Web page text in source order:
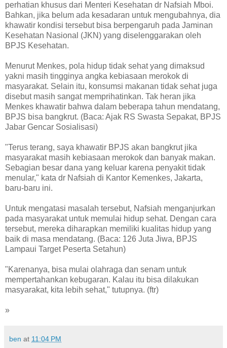
perhatian khusus dari Menteri Kesehatan dr Nafsiah Mboi.
Bahkan, jika belum ada kesadaran untuk mengubahnya, dia
khawatir kondisi tersebut bisa berpengaruh pada Jaminan
Kesehatan Nasional (JKN) yang diselenggarakan oleh
BPJS Kesehatan.
Menurut Menkes, pola hidup tidak sehat yang dimaksud
yakni masih tingginya angka kebiasaan merokok di
masyarakat. Selain itu, konsumsi makanan tidak sehat juga
disebut masih sangat memprihatinkan. Tak heran jika
Menkes khawatir bahwa dalam beberapa tahun mendatang,
BPJS bisa bangkrut. (Baca: Ajak RS Swasta Sepakat, BPJS
Jabar Gencar Sosialisasi)
"Terus terang, saya khawatir BPJS akan bangkrut jika
masyarakat masih kebiasaan merokok dan banyak makan.
Sebagian besar dana yang keluar karena penyakit tidak
menular," kata dr Nafsiah di Kantor Kemenkes, Jakarta,
baru-baru ini.
Untuk mengatasi masalah tersebut, Nafsiah menganjurkan
pada masyarakat untuk memulai hidup sehat. Dengan cara
tersebut, mereka diharapkan memiliki kualitas hidup yang
baik di masa mendatang. (Baca: 126 Juta Jiwa, BPJS
Lampaui Target Peserta Setahun)
"Karenanya, bisa mulai olahraga dan senam untuk
mempertahankan kebugaran. Kalau itu bisa dilakukan
masyarakat, kita lebih sehat," tutupnya. (ftr)
»
ben at 11:04 PM